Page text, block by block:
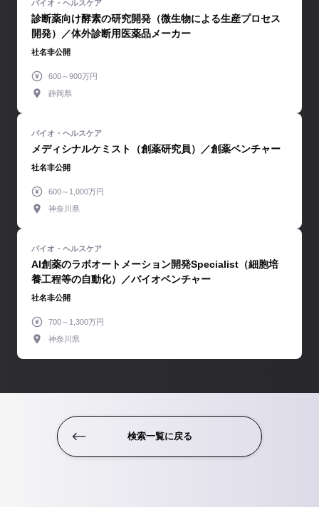
診断薬向け酵素の研究開発（微生物による生産プロセス
開発）／体外診断用医薬品メーカー
社名非公開
600～900万円
静岡県
メディシナルケミスト（創薬研究員）／創薬ベンチャー
社名非公開
600～1,000万円
神奈川県
AI創薬のラボオートメーション開発Specialist（細胞培
養工程等の自動化）／バイオベンチャー
社名非公開
700～1,300万円
神奈川県
検索一覧に戻る